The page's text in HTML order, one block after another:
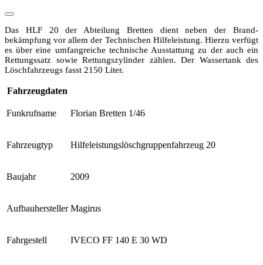
Das HLF 20 der Abteilung Bretten dient neben der Brand­
bekämpfung vor allem der Technischen Hilfeleistung. Hierzu verfügt
es über eine umfangreiche technische Ausstattung zu der auch ein
Rettungssatz sowie Rettungszylinder zählen. Der Wassertank des
Löschfahrzeugs fasst 2150 Liter.
Fahrzeugdaten
Funkrufname Florian Bretten 1/46
Fahrzeugtyp Hilfeleistungs­lösch­gruppenfahrzeug 20
Baujahr 2009
Aufbauhersteller Magirus
Fahrgestell IVECO FF 140 E 30 WD